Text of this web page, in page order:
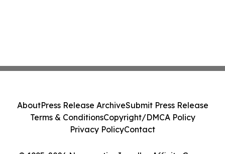
AboutPress Release ArchiveSubmit Press Release
Terms & ConditionsCopyright/DMCA Policy
Privacy PolicyContact